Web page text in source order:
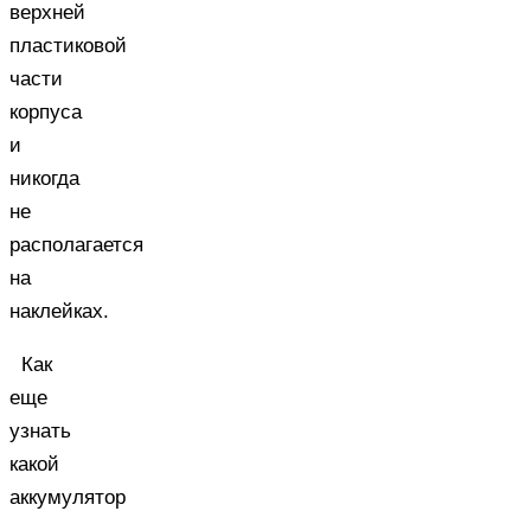
верхней
пластиковой
части
корпуса
и
никогда
не
располагается
на
наклейках.
Как
еще
узнать
какой
аккумулятор